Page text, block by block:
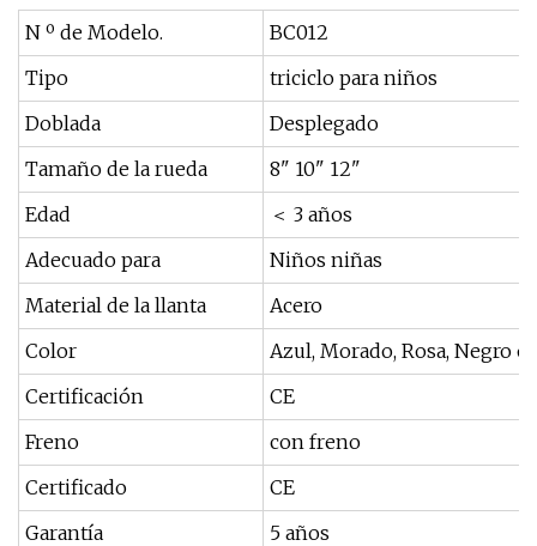
N º de Modelo.
BC012
Tipo
triciclo para niños
Doblada
Desplegado
Tamaño de la rueda
8" 10" 12"
Edad
＜ 3 años
Adecuado para
Niños niñas
Material de la llanta
Acero
Color
Azul, Morado, Rosa, Negro o
Certificación
CE
Freno
con freno
Certificado
CE
Garantía
5 años